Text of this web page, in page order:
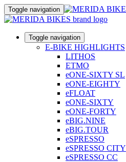
Toggle navigation
Toggle navigation
E-BIKE HIGHLIGHTS
LITHOS
ETMO
eONE-SIXTY SL
eONE-EIGHTY
eFLOAT
eONE-SIXTY
eONE-FORTY
eBIG.NINE
eBIG.TOUR
eSPRESSO
eSPRESSO CITY
eSPRESSO CC